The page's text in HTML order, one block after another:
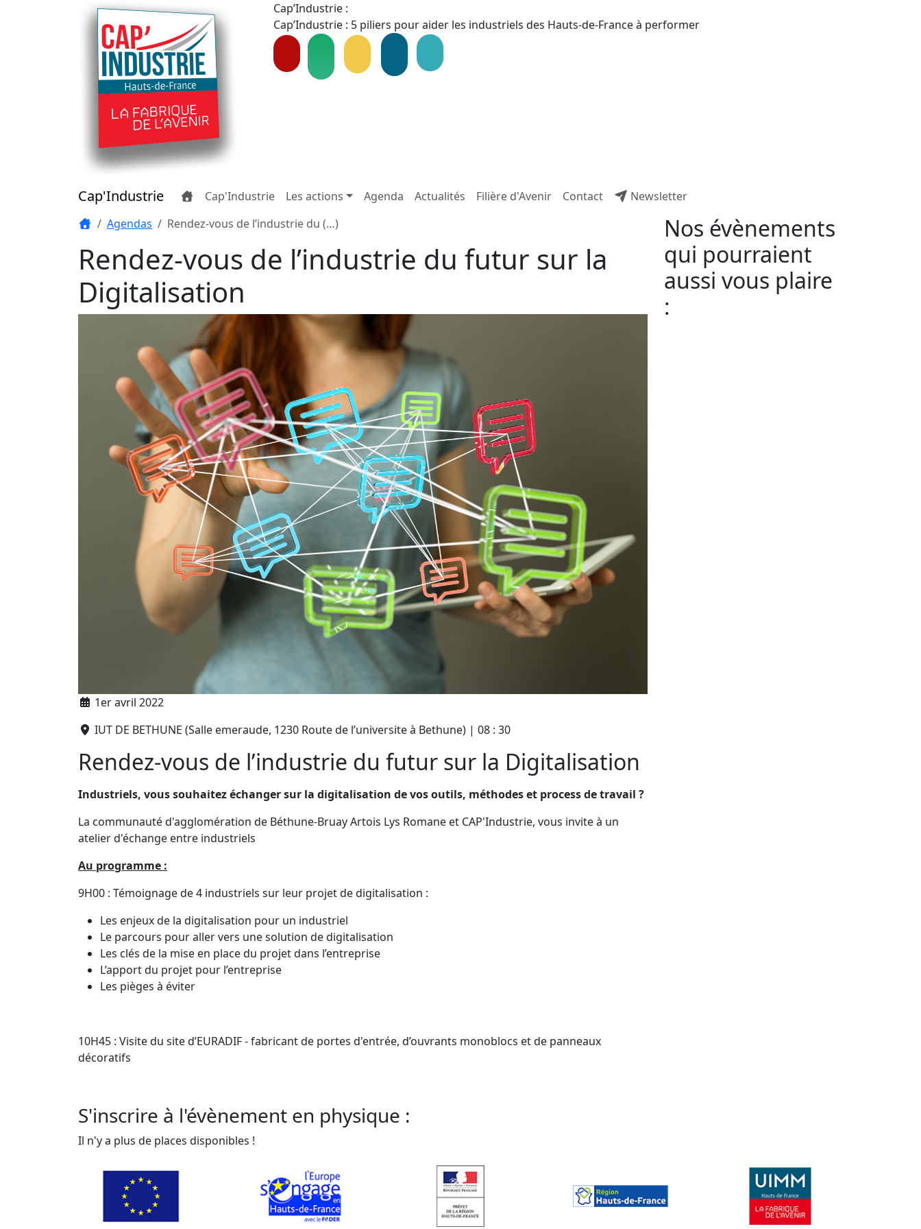
Cap’Industrie :
Cap’Industrie : 5 piliers pour aider les industriels des Hauts-de-France à performer
Cap'Industrie Cap'Industrie Les actions Agenda Actualités Filière d'Avenir Contact
Newsletter
Agendas
Rendez-vous de l’industrie du (…)
Rendez-vous de l’industrie du futur sur la
Digitalisation
1er avril 2022
IUT DE BETHUNE (Salle emeraude, 1230 Route de l’universite à Bethune) | 08 : 30
Rendez-vous de l’industrie du futur sur la Digitalisation
Industriels, vous souhaitez échanger sur la digitalisation de vos outils, méthodes et process de travail ?
La communauté d'agglomération de Béthune-Bruay Artois Lys Romane et CAP'Industrie, vous invite à un
atelier d'échange entre industriels
Au programme :
9H00 : Témoignage de 4 industriels sur leur projet de digitalisation :
Les enjeux de la digitalisation pour un industriel
Le parcours pour aller vers une solution de digitalisation
Les clés de la mise en place du projet dans l’entreprise
L’apport du projet pour l’entreprise
Les pièges à éviter
10H45 : Visite du site d’EURADIF - fabricant de portes d'entrée, d’ouvrants monoblocs et de panneaux
décoratifs
S'inscrire à l'évènement en physique :
Il n'y a plus de places disponibles !
Nos évènements
qui pourraient
aussi vous plaire
: